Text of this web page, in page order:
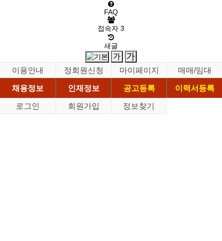
FAQ
접속자 3
새글
이용안내 정회원신청 마이페이지
매매/임대
채용정보
인재정보 공고등록
이력서등록
로그인
회원가입 정보찾기